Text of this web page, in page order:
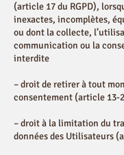
(article 17 du RGPD),
inexactes, incomplètes,
ou dont la collecte,
communication ou la
interdite
– droit de retirer à tout
consentement (article 13-
– droit à la limitation du
données des Utilisateurs